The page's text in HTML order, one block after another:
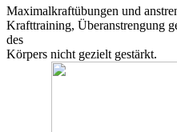
Maximalkraftübungen und
Krafttraining, Überanstrengung
des
Körpers nicht gezielt gestärkt.